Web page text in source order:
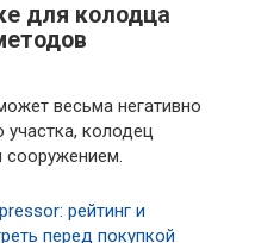
для колодца
весьма негативно
участка, колодец
сооружением.
рейтинг и
перед покупкой